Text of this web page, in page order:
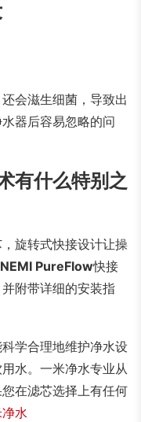
会滋生细菌，导致出
器后容易忽略的问
有什么特别之
旋转式快接设计让操
PureFlow快接
附带详细的安装指
科学合理地维护净水设
水。一米净水专业从
在滤芯选择上有任何
水